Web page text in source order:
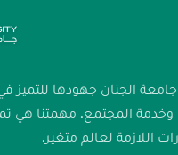
الجنان جهودها للتميز
وخدمة المجتمع. مهمتنا هي
اللازمة لعالم متغير.